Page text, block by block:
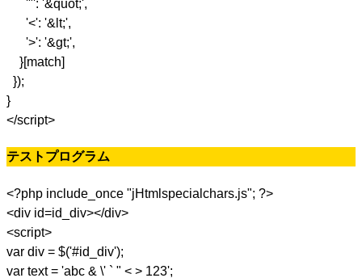
'"': '&quot;',
'<': '&lt;',
'>': '&gt;',
}[match]
});
}
</script>
テストプログラム
<?php include_once "jHtmlspecialchars.js"; ?>
<div id=id_div></div>
<script>
var div = $('#id_div');
var text = 'abc & \' ` " < > 123';